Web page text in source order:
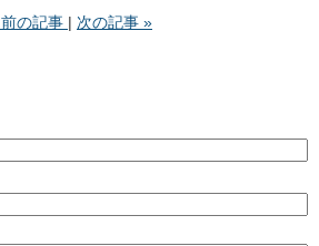
前の記事 次の記事 »